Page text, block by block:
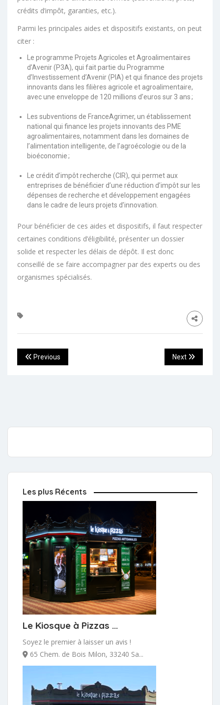
crédits d’impôt, garanties, etc.).
Parmi les principales aides et dispositifs existants, on peut
citer :
Le programme Projets Agricoles et Agroalimentaires
d’Avenir (P3A), qui fait partie du Programme
d’Investissement d’Avenir (PIA) et qui finance des projets
innovants dans les filières agricole et agroalimentaire,
avec une enveloppe de 120 millions d’euros sur 3 ans ;
Les subventions de FranceAgrimer, un établissement
national qui finance les projets innovants des PME
agroalimentaires, notamment dans les domaines de
l’alimentation intelligente, de l’agroécologie ou de la
bioéconomie ;
Le crédit d’impôt recherche (CIR), qui permet aux
entreprises de bénéficier d’une réduction d’impôt sur les
dépenses de recherche et développement engagées
dans le cadre de leurs projets d’innovation.
Pour bénéficier de ces aides et dispositifs, il faut respecter
certaines conditions d’éligibilité, présenter un dossier
solide et respecter les délais de dépôt. Il est donc
conseillé de se faire accompagner par des experts ou des
organismes spécialisés.
Previous Next
Les plus Récents
Le Kiosque à Pizzas ...
Soyez le premier à laisser un avis !
65 Chem. de Bois Milon, 33240 Sa...